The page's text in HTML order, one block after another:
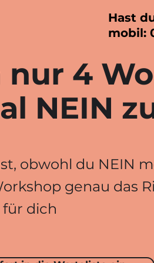
Hast
mobil:
nur 4
NEIN
obwohl du NEIN
genau das
für dich